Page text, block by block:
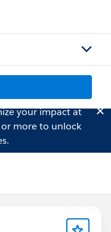
your impact at
more to unlock